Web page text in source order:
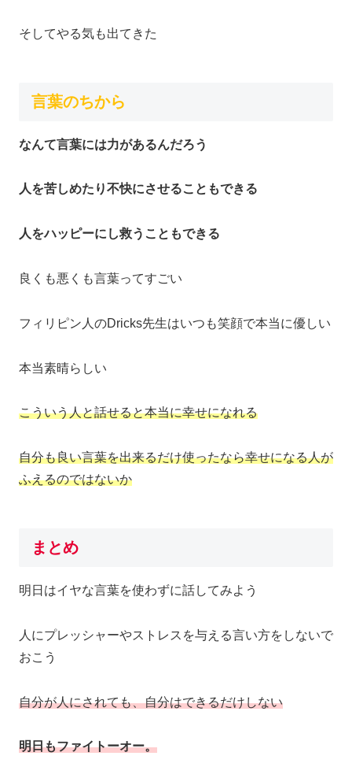
そしてやる気も出てきた
言葉のちから
なんて言葉には力があるんだろう
人を苦しめたり不快にさせることもできる
人をハッピーにし救うこともできる
良くも悪くも言葉ってすごい
フィリピン人のDricks先生はいつも笑顔で本当に優しい
本当素晴らしい
こういう人と話せると本当に幸せになれる
自分も良い言葉を出来るだけ使ったなら幸せになる人が
ふえるのではないか
まとめ
明日はイヤな言葉を使わずに話してみよう
人にプレッシャーやストレスを与える言い方をしないで
おこう
自分が人にされても、自分はできるだけしない
明日もファイトーオー。